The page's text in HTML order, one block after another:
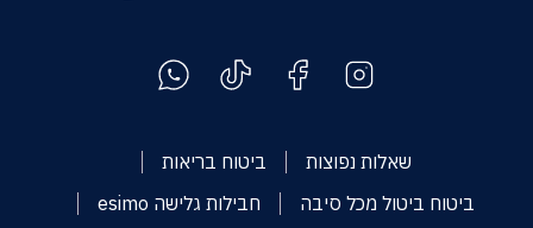
שאלות נפוצות
ביטוח בריאות
ביטוח ביטול מכל סיבה
חבילות גלישה esimo